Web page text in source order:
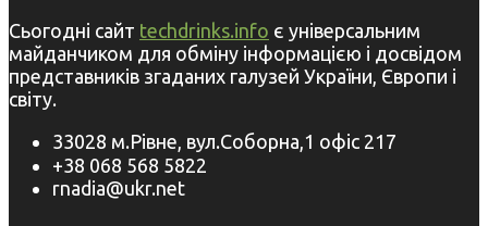
Сьогодні сайт techdrinks.info є універсальним
майданчиком для обміну інформацією і досвідом
представників згаданих галузей України, Європи і
світу.
33028 м.Рівне, вул.Соборна,1 офіс 217
+38 068 568 5822
rnadia@ukr.net